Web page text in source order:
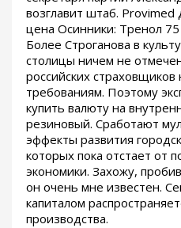
возглавит штаб.
цена Осинники: Тренол
Более Строганова в
столицы ничем не
российских
требованиям. Поэтому
купить валюту на
резиновый. Сработают
эффекты развития
которых пока отстает от
экономики. Захожу,
он очень мне известен.
капиталом
производства.